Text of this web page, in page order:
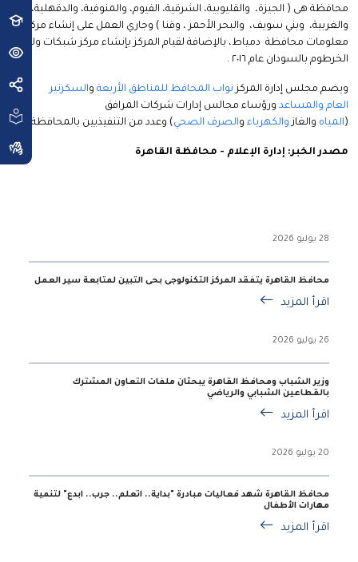
محافظة هى ( الجيزة، والقليوبية، الشرقية، الفيوم، والمنوفية، والدقهلية،
والغربية، وبني سويف، والبحر الأحمر ، وقنا ) وجاري العمل على إنشاء مركز
معلومات محافظة دمياط، بالإضافة لقيام المركز بإنشاء مركز شبكات ولاية
الخرطوم بالسودان عام ٢٠١٦ .
ويضم مجلس إدارة المركز نواب المحافظ للمناطق الأربعة والسكرتير
العام والمساعد ورؤساء مجالس إدارات شركات المرافق
(المياه والغاز والكهرباء والصرف الصحي ) وعدد من التنفيذيين بالمحافظة
مصدر الخبر: إدارة الإعلام - محافظة القاهرة
28 يوليو 2026
محافظ القاهرة يتفقد المركز التكنولوجى بحى التبين لمتابعة سير العمل
اقرأ المزيد
26 يوليو 2026
وزير الشباب ومحافظ القاهرة يبحثان ملفات التعاون المشترك
بالقطاعين الشبابي والرياضي
اقرأ المزيد
20 يوليو 2026
محافظ القاهرة شهد فعاليات مبادرة "بداية.. اتعلم.. جرب.. ابدع" لتنمية
مهارات الأطفال
اقرأ المزيد